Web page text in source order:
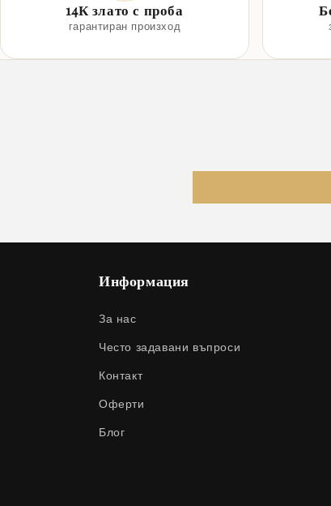
14К злато с проба
гарантиран произход
Информация
За нас
Често задавани въпроси
Контакт
Оферти
Блог